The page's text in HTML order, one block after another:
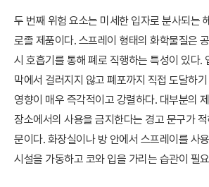
두 번째 위험 요소는 미세한 입자로 분사되는
로졸 제품이다. 스프레이 형태의 화학물질은
시 호흡기를 통해 폐로 직행하는 특성이 있다.
막에서 걸러지지 않고 폐포까지 직접 도달하
영향이 매우 즉각적이고 강렬하다. 대부분의
장소에서의 사용을 금지한다는 경고 문구가
문이다. 화장실이나 방 안에서 스프레이를 사
시설을 가동하고 코와 입을 가리는 습관이 필